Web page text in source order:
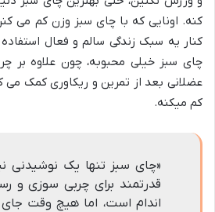
کنه. اونایی که با چای سبز وزن کم می
کنار یه سبک زندگی سالم و فعال
چای سبز خیلی محبوبه، چون علاوه بر
عضلانی بعد از تمرین و ریکاوری کمک
کم میکنه.
«چای سبز تنها یک نوشیدنی
قدرتمند برای چربی سوزی و
اندام است، اما هیچ وقت